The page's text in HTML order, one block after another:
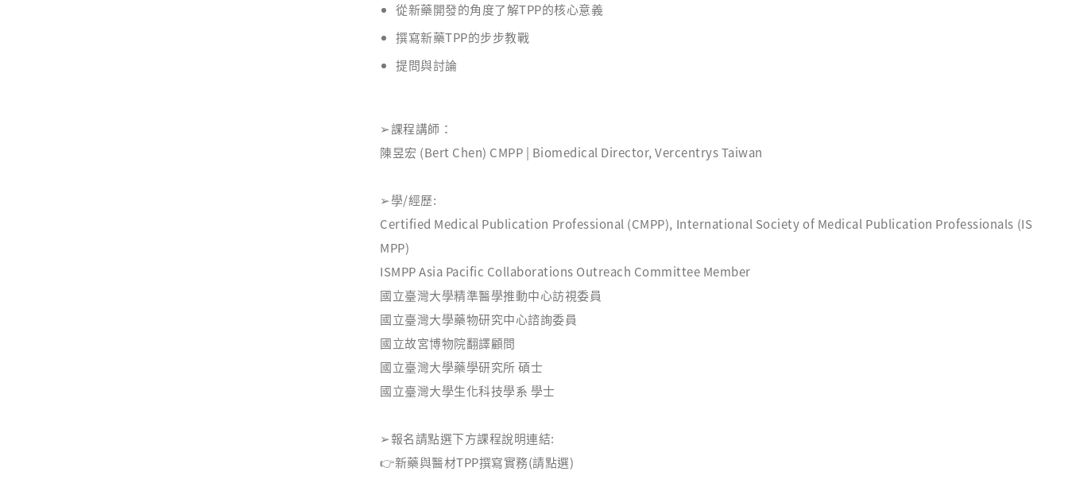
從新藥開發的角度了解TPP的核心意義
撰寫新藥TPP的步步教戰
提問與討論
➢課程講師：
陳昱宏 (Bert Chen) CMPP | Biomedical Director, Vercentrys Taiwan
➢學/經歷:
Certified Medical Publication Professional (CMPP), International Society of Medical Publication Professionals (IS
MPP)
ISMPP Asia Pacific Collaborations Outreach Committee Member
國立臺灣大學精準醫學推動中心訪視委員
國立臺灣大學藥物研究中心諮詢委員
國立故宮博物院翻譯顧問
國立臺灣大學藥學研究所 碩士
國立臺灣大學生化科技學系 學士
➢報名請點選下方課程說明連結:
👉新藥與醫材TPP撰寫實務(請點選)